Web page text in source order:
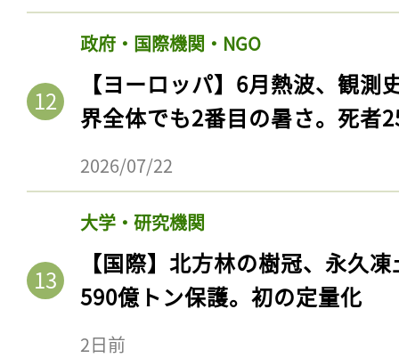
政府・国際機関・NGO
【ヨーロッパ】6月熱波、観
界全体でも2番目の暑さ。死者
2026/07/22
大学・研究機関
【国際】北方林の樹冠、永久
590億トン保護。初の定量化
2日前